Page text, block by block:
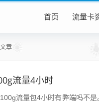
首页 流量卡
章
流量4小时
流量包4小时有弊端吗不